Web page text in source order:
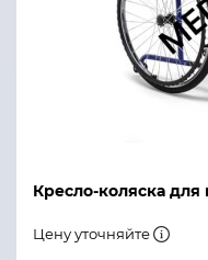
Кресло-коляска
Цену уточняйте